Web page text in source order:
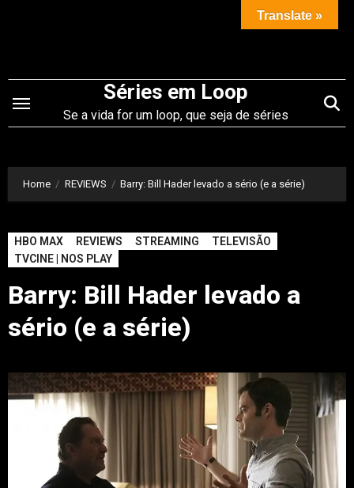
conteúdo
Séries em Loop
Se a vida for um loop, que seja de séries
Home REVIEWS Barry: Bill Hader levado a sério (e a série)
HBO MAX REVIEWS STREAMING
TELEVISÃO
TVCINE | NOS PLAY
Barry: Bill Hader levado a
sério (e a série)
Translate »